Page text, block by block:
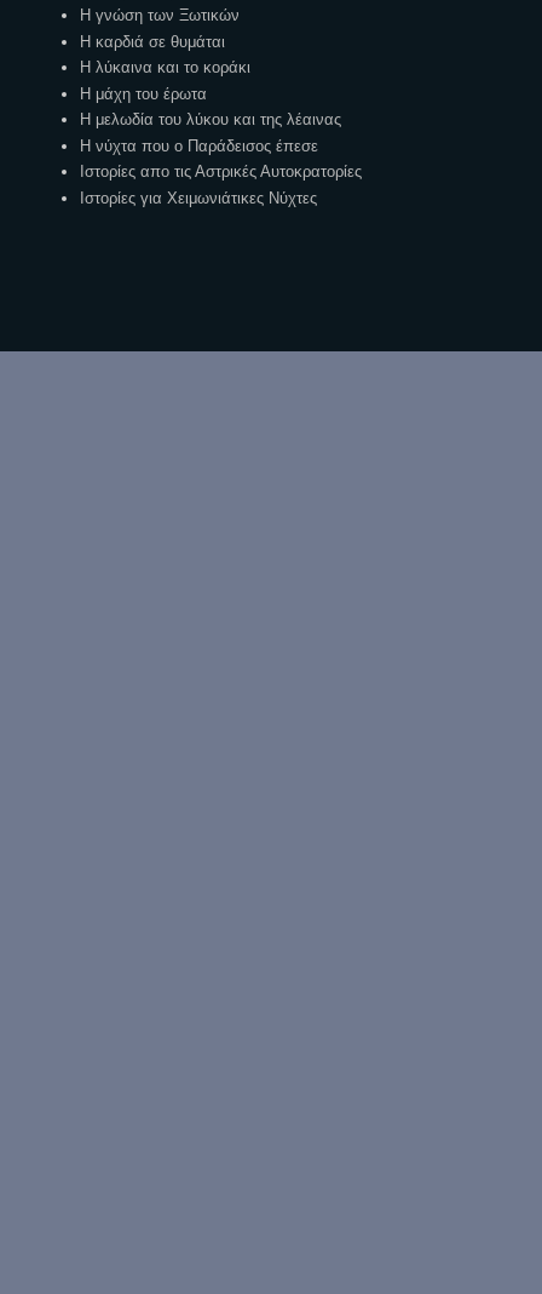
Η γνώση των Ξωτικών
Η καρδιά σε θυμάται
Η λύκαινα και το κοράκι
Η μάχη του έρωτα
Η μελωδία του λύκου και της λέαινας
Η νύχτα που ο Παράδεισος έπεσε
Ιστορίες απο τις Αστρικές Αυτοκρατορίες
Ιστορίες για Χειμωνιάτικες Νύχτες